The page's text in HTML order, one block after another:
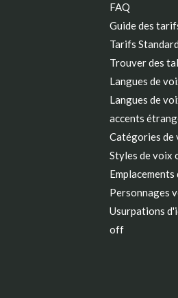
FAQ
Guide des
Tarifs
Trouver des
Langues de
Langues de
accents
Catégories
Styles de voix
Personnages
Usurpations
off